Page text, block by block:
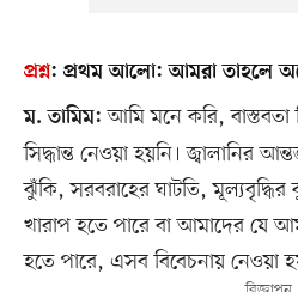
প্রশ্ন: প্রথম আলো: আমরা তাহলে
ম. তামিম: আমি মনে করি, বাস্তবতা
সিদ্ধান্ত নেওয়া হয়নি। জ্বালানির
ঝুঁকি, সরবরাহের ঘাটতি, মূল্যবৃদ্ধির
খারাপ হতে পারে বা আমাদের যে
হতে পারে, এসব বিবেচনায় নেওয়া